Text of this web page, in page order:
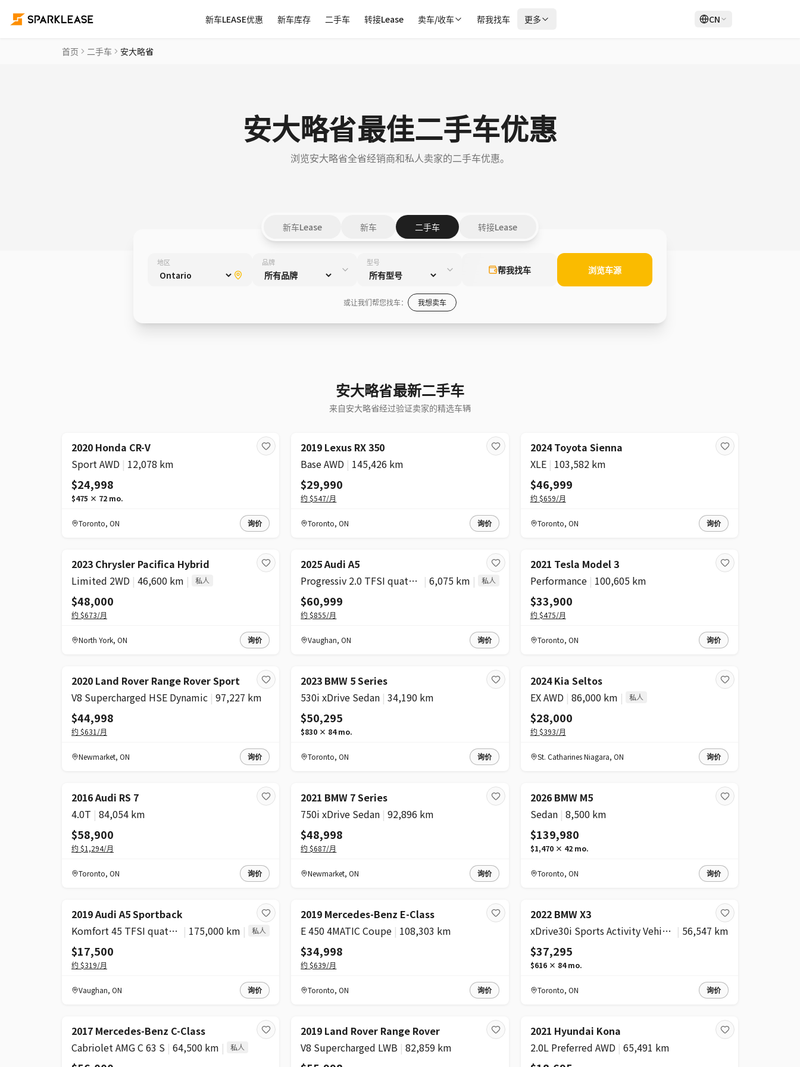
新车LEASE优惠 新车库存 二手车 转接Lease 卖车/收车 帮我找车 更多 CN
首页 二手车 安大略省
安大略省最佳二手车优惠
浏览安大略省全省经销商和私人卖家的二手车优惠。
新车Lease 新车 二手车 转接Lease
地区 品牌 型号
帮我找车 浏览车源
或让我们帮您找车： 我想卖车
安大略省最新二手车
来自安大略省经过验证卖家的精选车辆
2020 Honda CR-V
Sport AWD | 12,078 km
$24,998
$475 × 72 mo.
Toronto, ON 询价
2019 Lexus RX 350
Base AWD | 145,426 km
$29,990
约 $547/月
Toronto,ON 询价
2024 Toyota Sienna
XLE | 103,582 km
$46,999
约 $659/月
Toronto, ON 询价
2023 Chrysler Pacifica Hybrid
Limited 2WD | 46,600 km | 私人
$48,000
约 $673/月
North York, ON 询价
2025 Audi A5
Progressiv 2.0 TFSI quattro | 6,075 km | 私人
$60,999
约 $855/月
Vaughan,ON 询价
2021 Tesla Model 3
Performance | 100,605 km
$33,900
约 $475/月
Toronto, ON 询价
2020 Land Rover Range Rover Sport
V8 Supercharged HSE Dynamic | 97,227 km
$44,998
约 $631 /月
Newmarket, ON 询价
2023 BMW 5 Series
530i xDrive Sedan | 34,190 km
$50,295
$830 × 84mo.
Toronto,ON 询价
2024 Kia Seltos
EX AWD | 86,000 km | 私人
$28,000
约 $393/月
St. Catharines Niagara, ON 询价
2016 Audi RS 7
4.0T | 84,054 km
$58,900
约 $1,294/月
Toronto, ON 询价
2021 BMW 7 Series
750i xDrive Sedan | 92,896 km
$48,998
约 $687/月
Newmarket,ON 询价
2026 BMW M5
Sedan | 8,500 km
$139,980
$1,470× 42mo.
Toronto, ON 询价
2019 Audi A5 Sportback
Komfort 45 TFSI quattro | 175,000 km | 私人
$17,500
约 $319/月
Vaughan, ON 询价
2019 Mercedes-Benz E-Class
E 450 4MATIC Coupe | 108,303 km
$34,998
约 $639/月
Toronto,ON 询价
2022 BMW X3
xDrive30i Sports Activity Vehicle | 56,547 km
$37,295
$616× 84mo.
Toronto, ON 询价
2017 Mercedes-Benz C-Class
Cabriolet AMG C 63 S | 64,500 km | 私人
2019 Land Rover Range Rover
V8 Supercharged LWB | 82,859 km
2021 Hyundai Kona
2.0L Preferred AWD | 65,491 km